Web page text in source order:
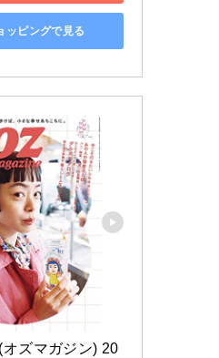
ッピングで見る
ズマガジン) 20